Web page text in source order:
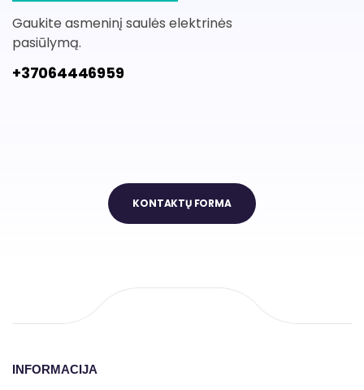
Gaukite asmeninį saulės elektrinės
pasiūlymą.
+37064446959
KONTAKTŲ FORMA
INFORMACIJA